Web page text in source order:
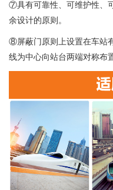
⑦具有可靠性、可维护性、
余设计的原则。
⑧屏蔽门原则上设置在车站
线为中心向站台两端对称布